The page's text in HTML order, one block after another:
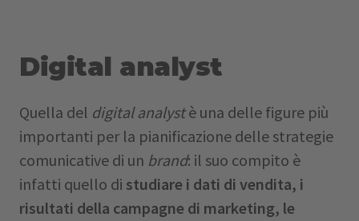
Digital analyst
Quella del digital analystè una delle figure più
importanti per la pianificazione delle strategie
comunicative di un brand: il suo compito è
infatti quello di studiare i dati di vendita, i
risultati della campagne di marketing, le